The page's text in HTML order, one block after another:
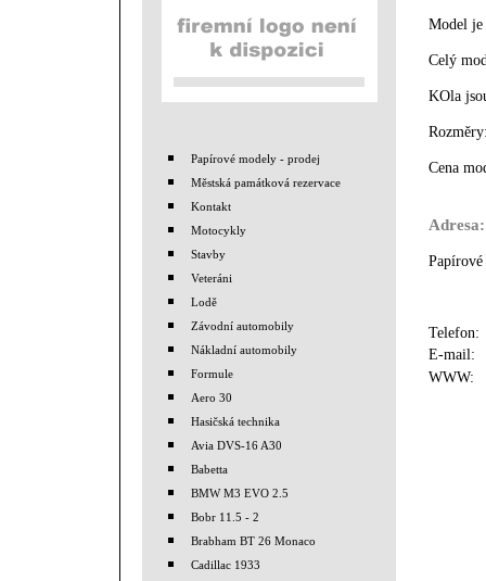
Papírové modely - prodej
Městská památková rezervace
Kontakt
Motocykly
Stavby
Veteráni
Lodě
Závodní automobily
Nákladní automobily
Formule
Aero 30
Hasičská technika
Avia DVS-16 A30
Babetta
BMW M3 EVO 2.5
Bobr 11.5 - 2
Brabham BT 26 Monaco
Cadillac 1933
Model je
Celý
KOla
Cena
Adresa:
E-
WWW: